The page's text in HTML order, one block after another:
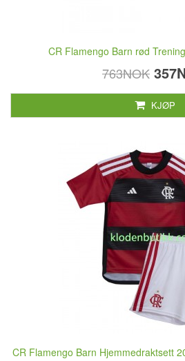
CR Flamengo Barn rød
763NOK
KJØP
CR Flamengo Barn Hjemmedraktsett